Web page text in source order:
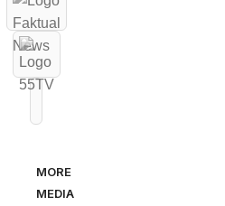
MORE
MEDIA